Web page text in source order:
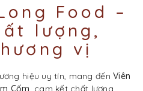
Food –
lượng,
vị
hiệu uy tín, mang đếnViên
Cốm , cam kết chất lượng